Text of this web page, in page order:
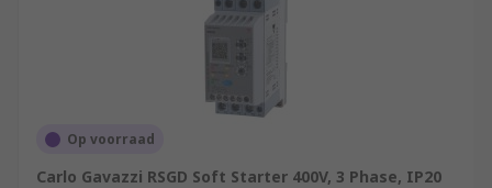
Op voorraad
Carlo Gavazzi RSGD Soft Starter 400V, 3 Phase, IP20